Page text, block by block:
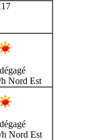
Nord Est
Nord Est